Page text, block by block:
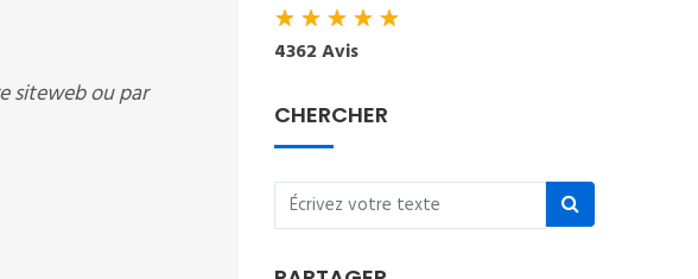
siteweb ou par
★★★★★
4362 Avis
CHERCHER